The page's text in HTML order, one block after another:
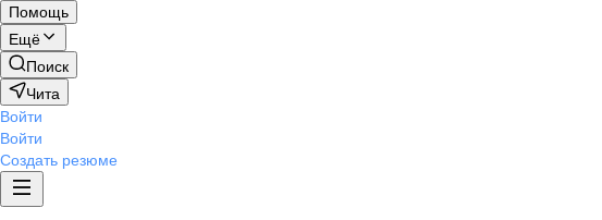
Помощь
Ещё
Поиск
Чита
Войти
Войти
Создать резюме